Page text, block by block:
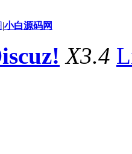
|小白源码网
X3.4